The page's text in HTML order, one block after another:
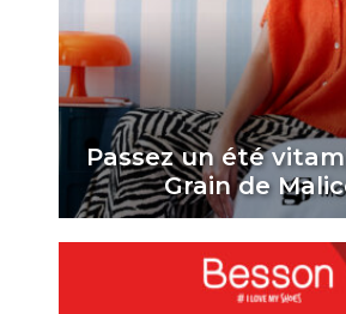
Passez un été
Grain de